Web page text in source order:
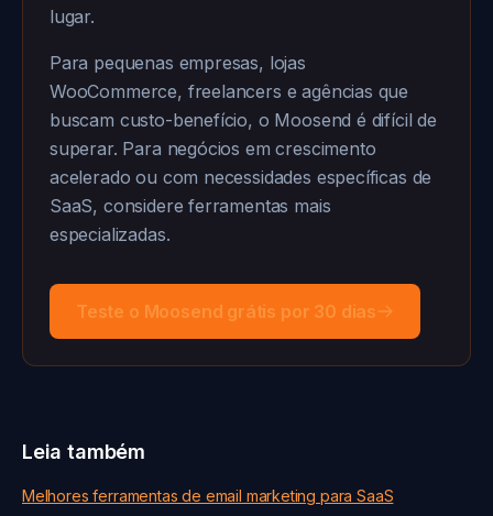
lugar.
Para pequenas empresas, lojas
WooCommerce, freelancers e agências que
buscam custo-benefício, o Moosend é difícil de
superar. Para negócios em crescimento
acelerado ou com necessidades específicas de
SaaS, considere ferramentas mais
especializadas.
Teste o Moosend grátis por 30 dias
Leia também
Melhores ferramentas de email marketing para SaaS